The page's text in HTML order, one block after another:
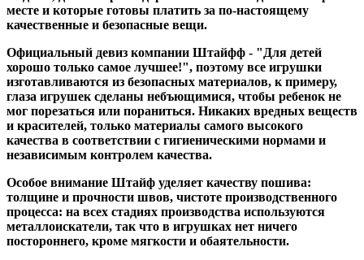
месте и которые готовы платить за по-настоящему
качественные и безопасные вещи.
Официальный девиз компании Штайфф - "Для детей
хорошо только самое лучшее!", поэтому все игрушки
изготавливаются из безопасных материалов, к примеру,
глаза игрушек сделаны небъющимися, чтобы ребенок не
мог порезаться или пораниться. Никаких вредных веществ
и красителей, только материалы самого высокого
качества в соответствии с гигиеническими нормами и
независимым контролем качества.
Особое внимание Штайф уделяет качеству пошива:
толщине и прочности швов, чистоте производственного
процесса: на всех стадиях производства используются
металлоискатели, так что в игрушках нет ничего
постороннего, кроме мягкости и обаятельности.